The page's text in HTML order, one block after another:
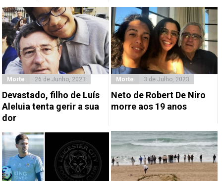
Morte 26 de Junho, 2023
Devastado, filho de Luís
Aleluia tenta gerir a sua
dor
Morte 3 de Julho, 2023
Neto de Robert De Niro
morre aos 19 anos